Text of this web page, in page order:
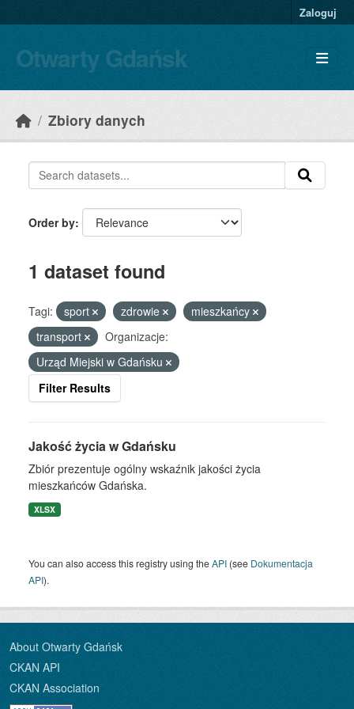
Zaloguj
Otwarty Gdańsk
Zbiory danych
Order by
1 dataset found
Tagi: sport zdrowie
mieszkańcy
transport
Organizacje:
Urząd Miejski w Gdańsku
Filter Results
Jakość życia w Gdańsku
Zbiór prezentuje ogólny wskaźnik jakości życia
mieszkańców Gdańska.
XLSX
You can also access this registry using theAPI (see Dokumentacja
API).
About Otwarty Gdańsk
CKAN API
CKAN Association